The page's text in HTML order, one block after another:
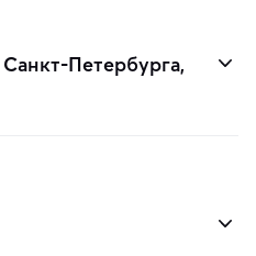
Петербурга,